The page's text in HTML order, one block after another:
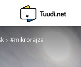
#mikrorajza